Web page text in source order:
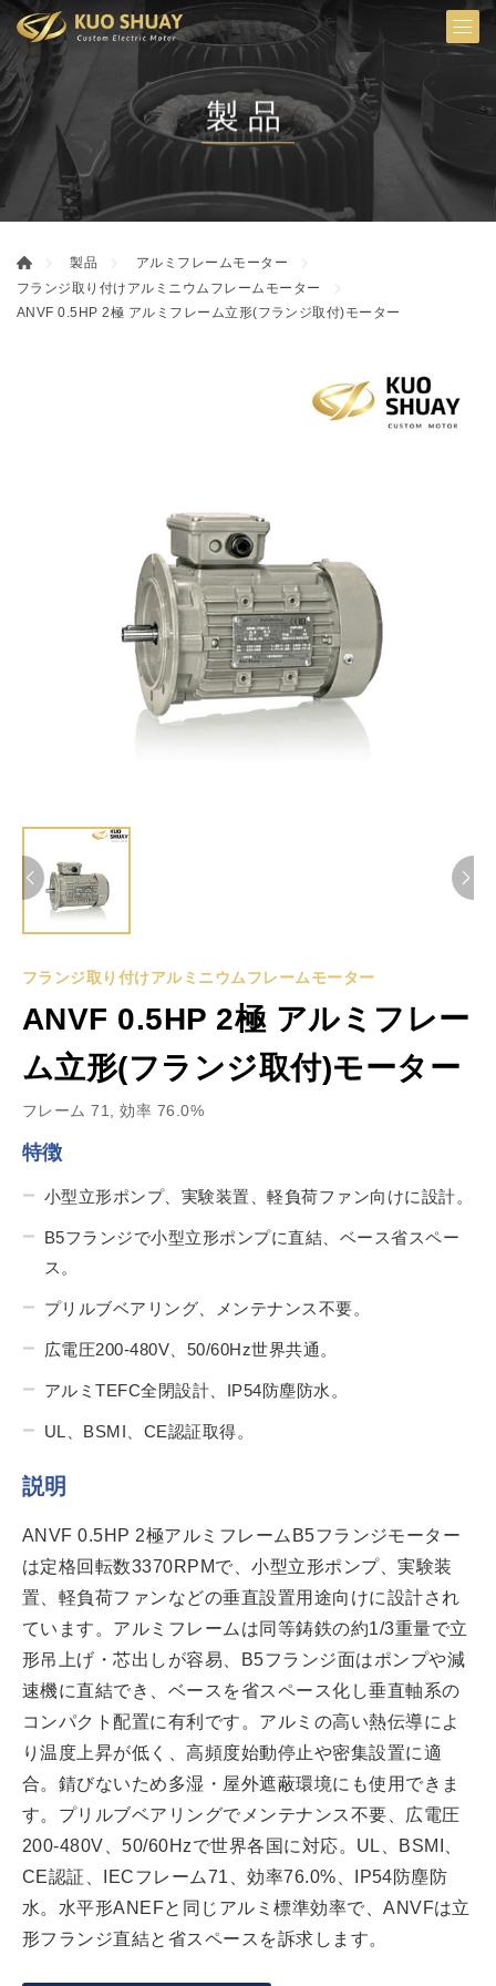
製品
製品
アルミフレームモーター
フランジ取り付けアルミニウムフレームモーター
ANVF 0.5HP 2極 アルミフレーム立形(フランジ取付)モーター
フランジ取り付けアルミニウムフレームモーター
ANVF 0.5HP 2極 アルミフレー
ム立形(フランジ取付)モーター
フレーム 71, 効率 76.0%
特徴
小型立形ポンプ、実験装置、軽負荷ファン向けに設計。
B5フランジで小型立形ポンプに直結、ベース省スペー
ス。
プリルブベアリング、メンテナンス不要。
広電圧200-480V、50/60Hz世界共通。
アルミTEFC全閉設計、IP54防塵防水。
UL、BSMI、CE認証取得。
説明
ANVF 0.5HP 2極アルミフレームB5フランジモーター
は定格回転数3370RPMで、小型立形ポンプ、実験装
置、軽負荷ファンなどの垂直設置用途向けに設計され
ています。アルミフレームは同等鋳鉄の約1/3重量で立
形吊上げ・芯出しが容易、B5フランジ面はポンプや減
速機に直結でき、ベースを省スペース化し垂直軸系の
コンパクト配置に有利です。アルミの高い熱伝導によ
り温度上昇が低く、高頻度始動停止や密集設置に適
合。錆びないため多湿・屋外遮蔽環境にも使用できま
す。プリルブベアリングでメンテナンス不要、広電圧
200-480V、50/60Hzで世界各国に対応。UL、BSMI、
CE認証、IECフレーム71、効率76.0%、IP54防塵防
水。水平形ANEFと同じアルミ標準効率で、ANVFは立
形フランジ直結と省スペースを訴求します。